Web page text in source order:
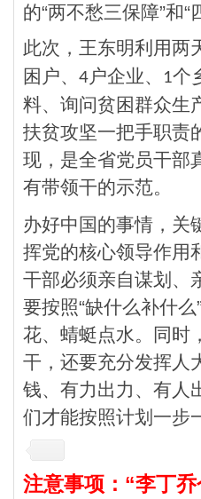
的“两不愁三保障”和
此次，王东明利用两
困户、 4户企业、 1个
料、询问贫困群众生
扶贫攻坚一把手职责
现，是全省党员干部
有带领干的示范。
办好中国的事情，关
挥党的核心领导作用
干部必须亲自谋划、
要按照“缺什么补什
花、蜻蜓点水。同时
干，还要充分发挥人
钱、有力出力、有人
们才能按照计划一步
注意事项：“李丁